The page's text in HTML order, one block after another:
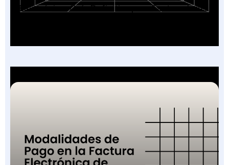
Electrónica: Guía Definitiva para Facturadores